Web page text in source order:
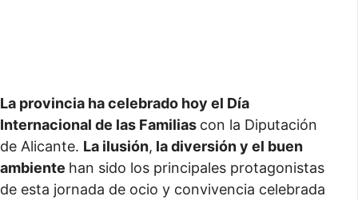
La provincia ha celebrado hoy el Día
Internacional de las Familias con la Diputación
de Alicante. La ilusión, la diversión y el buen
ambiente han sido los principales protagonistas
de esta jornada de ocio y convivencia celebrada